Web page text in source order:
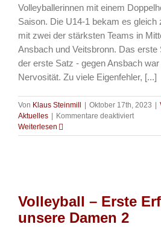
Volleyballerinnen mit einem
Saison. Die U14-1 bekam es gleich
mit zwei der stärksten Teams in
Ansbach und Veitsbronn. Das erste
der erste Satz - gegen Ansbach
Nervosität. Zu viele Eigenfehler, [...]
Von Klaus Steinmill Oktober 17th, 2023
Aktuelles
Kommentare deaktiviertfür
–
Mädels
Weiterlesen
Volleyball – Erste
unsere Damen 2